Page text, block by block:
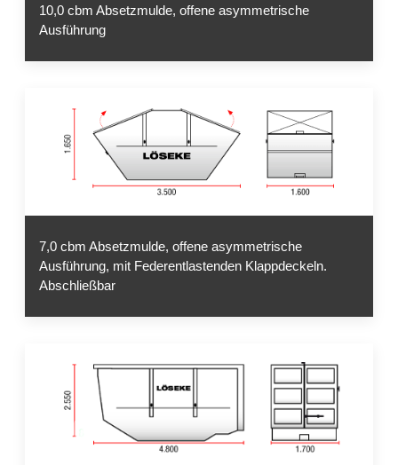
10,0 cbm Absetzmulde, offene asymmetrische
Ausführung
7,0 cbm Absetzmulde, offene asymmetrische
Ausführung, mit Federentlastenden Klappdeckeln.
Abschließbar